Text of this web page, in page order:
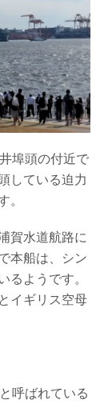
埠頭の付近で
している迫力
。
賀水道航路に
本船は、シン
るようです。
イギリス空母
呼ばれている